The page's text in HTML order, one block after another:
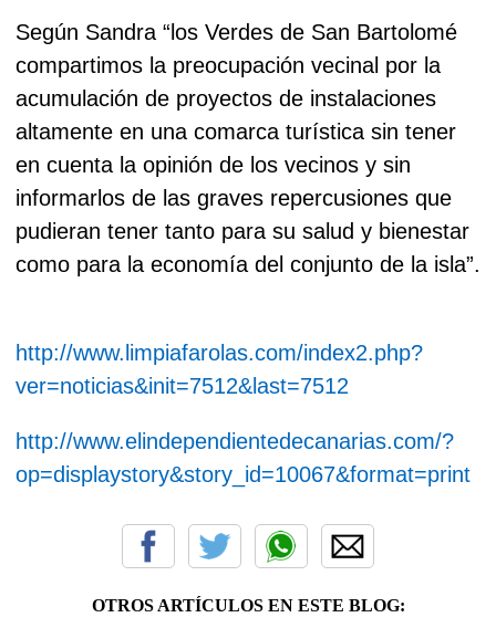
Según Sandra “los Verdes de San Bartolomé
compartimos la preocupación vecinal por la
acumulación de proyectos de instalaciones
altamente en una comarca turística sin tener
en cuenta la opinión de los vecinos y sin
informarlos de las graves repercusiones que
pudieran tener tanto para su salud y bienestar
como para la economía del conjunto de la isla”.
http://www.limpiafarolas.com/index2.php?
ver=noticias&init=7512&last=7512
http://www.elindependientedecanarias.com/?
op=displaystory&story_id=10067&format=print
OTROS ARTÍCULOS EN ESTE BLOG: